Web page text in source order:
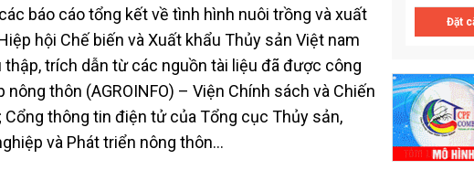
báo cáo tổng kết về tình hình nuôi trồng và xuất
hội Chế biến và Xuất khẩu Thủy sản Việt nam
trích dẫn từ các nguồn tài liệu đã được công
thôn (AGROINFO) – Viện Chính sách và Chiến
Cổng thông tin điện tử của Tổng cục Thủy sản,
và Phát triển nông thôn…
Đặt